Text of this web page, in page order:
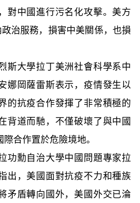
對中國進行污名化攻擊。美方
政治服務，損害中美關係，也損
大學拉丁美洲社會科學系中
娜岡薩雷斯表示，疫情發生以
的抗疫合作發揮了非常積極的
背道而馳，不僅破壞了與中國
合作置於危險境地。
勳自治大學中國問題專家拉
出，美國面對抗疫不力和種族
矛盾轉向國外，美國外交已淪